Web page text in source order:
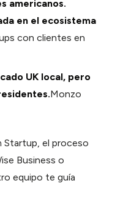
americanos.
en el ecosistema
con clientes en
UK local, pero
Monzo
Startup, el proceso
Business o
equipo te guía